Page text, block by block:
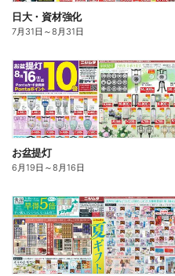
日大・資材強化
7月31日 ～8月31日
お盆提灯
6月19日 ～8月16日